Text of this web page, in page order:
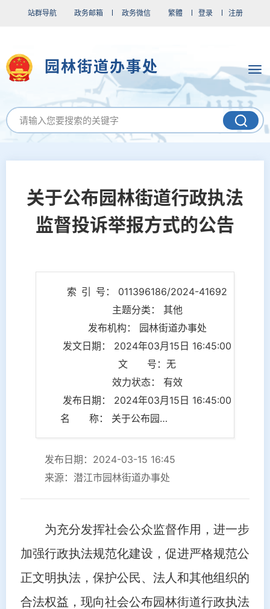
站群导航 政务邮箱 政务微信 繁體 登录 注册
园林街道办事处
关于公布园林街道行政执法
监督投诉举报方式的公告
索 引 号： 011396186/2024-41692
主题分类： 其他
发布机构： 园林街道办事处
发文日期： 2024年03月15日 16:45:00
文 号：无
效力状态： 有效
发布日期： 2024年03月15日 16:45:00
名 称： 关于公布园林街道行政执法监督投诉举报方式的公告
发布日期：2024-03-15 16:45
来源：潜江市园林街道办事处
为充分发挥社会公众监督作用，进一步
加强行政执法规范化建设，促进严格规范公
正文明执法，保护公民、法人和其他组织的
合法权益，现向社会公布园林街道行政执法